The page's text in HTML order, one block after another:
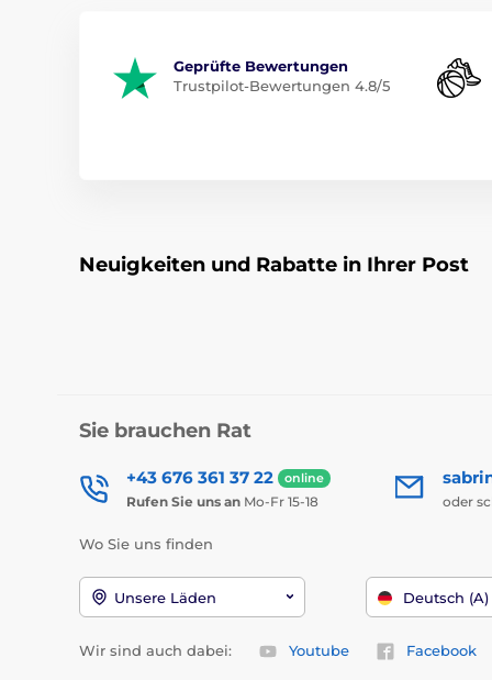
Geprüfte Bewertungen
Trustpilot-Bewertungen 4.8/5
Neuigkeiten und Rabatte in Ihrer Post
Sie brauchen Rat
+43 676 361 37 22 online
Rufen Sie uns an Mo-Fr 15-18 oder
Wo Sie uns finden
Unsere Läden Deutsch (A)
Wir sind auch dabei: Youtube Facebook